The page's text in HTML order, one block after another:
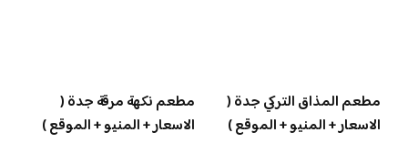
مطعم المذاق التركي جدة (
الاسعار + المنيو + الموقع )
مطعم نكهة مرقة جدة (
الاسعار + المنيو + الموقع )